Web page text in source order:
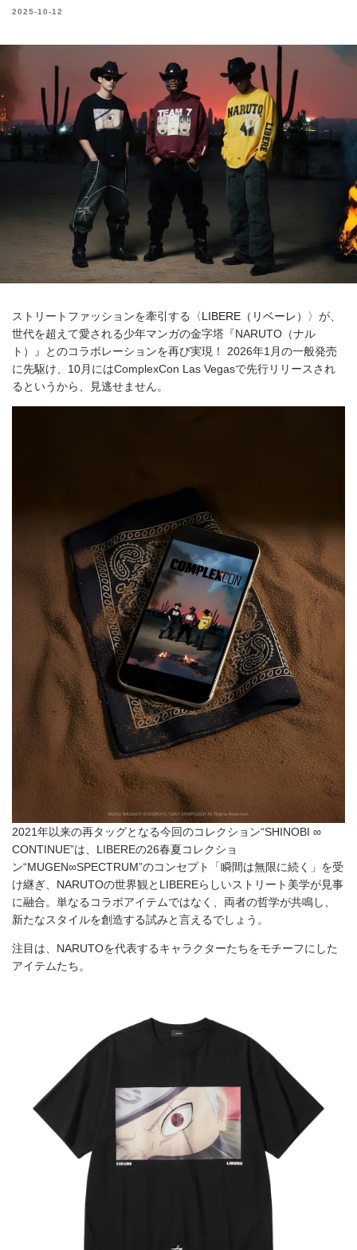
2025-10-12
ストリートファッションを牽引する〈LIBERE（リベーレ）
〉が、
世代を超えて愛される少年マンガの金字塔『NARUTO（ナル
ト）』とのコラボレーションを再び実現！ 2026年1月の一般発売
に先駆け、10月にはComplexCon Las Vegasで先行リリースされ
るというから、見逃せません。
2021年以来の再タッグとなる今回のコレクション“SHINOBI ∞
CONTINUE”は、LIBEREの26春夏コレクショ
ン“MUGEN∞SPECTRUM”のコンセプト「瞬間は無限に続く」を受
け継ぎ、NARUTOの世界観とLIBEREらしいストリート美学が見事
に融合。単なるコラボアイテムではなく、両者の哲学が共鳴し、
新たなスタイルを創造する試みと言えるでしょう。
注目は、NARUTOを代表するキャラクターたちをモチーフにした
アイテムたち。